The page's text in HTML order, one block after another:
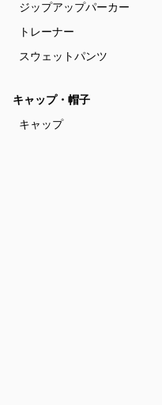
ジップアップパーカー
トレーナー
スウェットパンツ
キャップ・帽子
キャップ